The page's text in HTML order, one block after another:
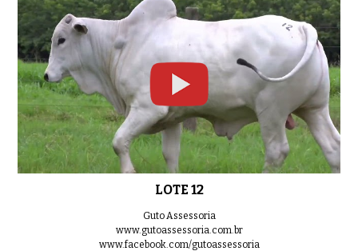
LOTE 12
Guto Assessoria
www.gutoassessoria.com.br
www.facebook.com/gutoassessoria